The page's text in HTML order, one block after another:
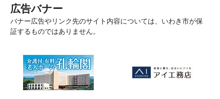
広告バナー
バナー広告やリンク先のサイト内容については、いわき市が保
証するものではありません。